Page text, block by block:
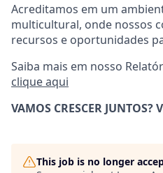
Acreditamos em um
multicultural, onde nossos
recursos e oportunidades
Saiba mais em nosso
clique aqui
VAMOS CRESCER JUNTOS?
This job is no longer